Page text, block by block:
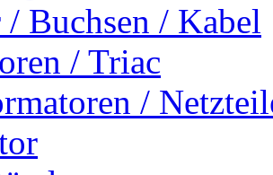
/ Buchsen / Kabel
/ Triac
/